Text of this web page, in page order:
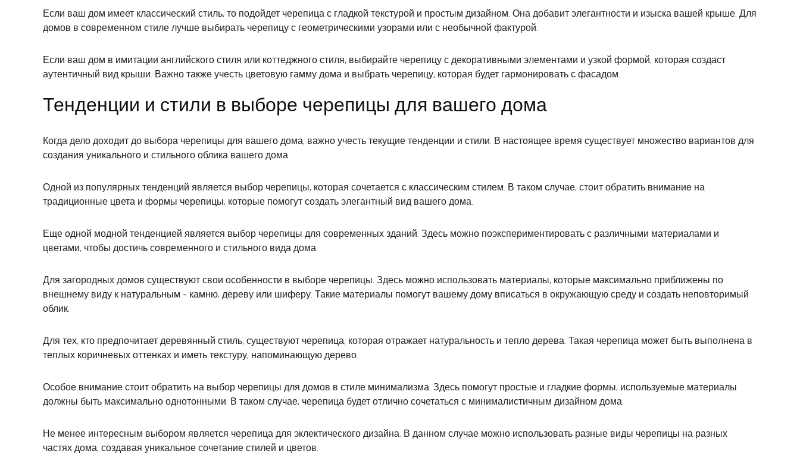
Если ваш дом имеет классический стиль, то подойдет черепица с гладкой текстурой и простым дизайном. Она добавит элегантности и изыска вашей крыше. Для
домов в современном стиле лучше выбирать черепицу с геометрическими узорами или с необычной фактурой.
Если ваш дом в имитации английского стиля или коттеджного стиля, выбирайте черепицу с декоративными элементами и узкой формой, которая создаст
аутентичный вид крыши. Важно также учесть цветовую гамму дома и выбрать черепицу, которая будет гармонировать с фасадом.
Тенденции и стили в выборе черепицы для вашего дома
Когда дело доходит до выбора черепицы для вашего дома, важно учесть текущие тенденции и стили. В настоящее время существует множество вариантов для
создания уникального и стильного облика вашего дома.
Одной из популярных тенденций является выбор черепицы, которая сочетается с классическим стилем. В таком случае, стоит обратить внимание на
традиционные цвета и формы черепицы, которые помогут создать элегантный вид вашего дома.
Еще одной модной тенденцией является выбор черепицы для современных зданий. Здесь можно поэкспериментировать с различными материалами и
цветами, чтобы достичь современного и стильного вида дома.
Для загородных домов существуют свои особенности в выборе черепицы. Здесь можно использовать материалы, которые максимально приближены по
внешнему виду к натуральным - камню, дереву или шиферу. Такие материалы помогут вашему дому вписаться в окружающую среду и создать неповторимый
облик.
Для тех, кто предпочитает деревянный стиль, существуют черепица, которая отражает натуральность и тепло дерева. Такая черепица может быть выполнена в
теплых коричневых оттенках и иметь текстуру, напоминающую дерево.
Особое внимание стоит обратить на выбор черепицы для домов в стиле минимализма. Здесь помогут простые и гладкие формы, используемые материалы
должны быть максимально однотонными. В таком случае, черепица будет отлично сочетаться с минималистичным дизайном дома.
Не менее интересным выбором является черепица для эклектического дизайна. В данном случае можно использовать разные виды черепицы на разных
частях дома, создавая уникальное сочетание стилей и цветов.